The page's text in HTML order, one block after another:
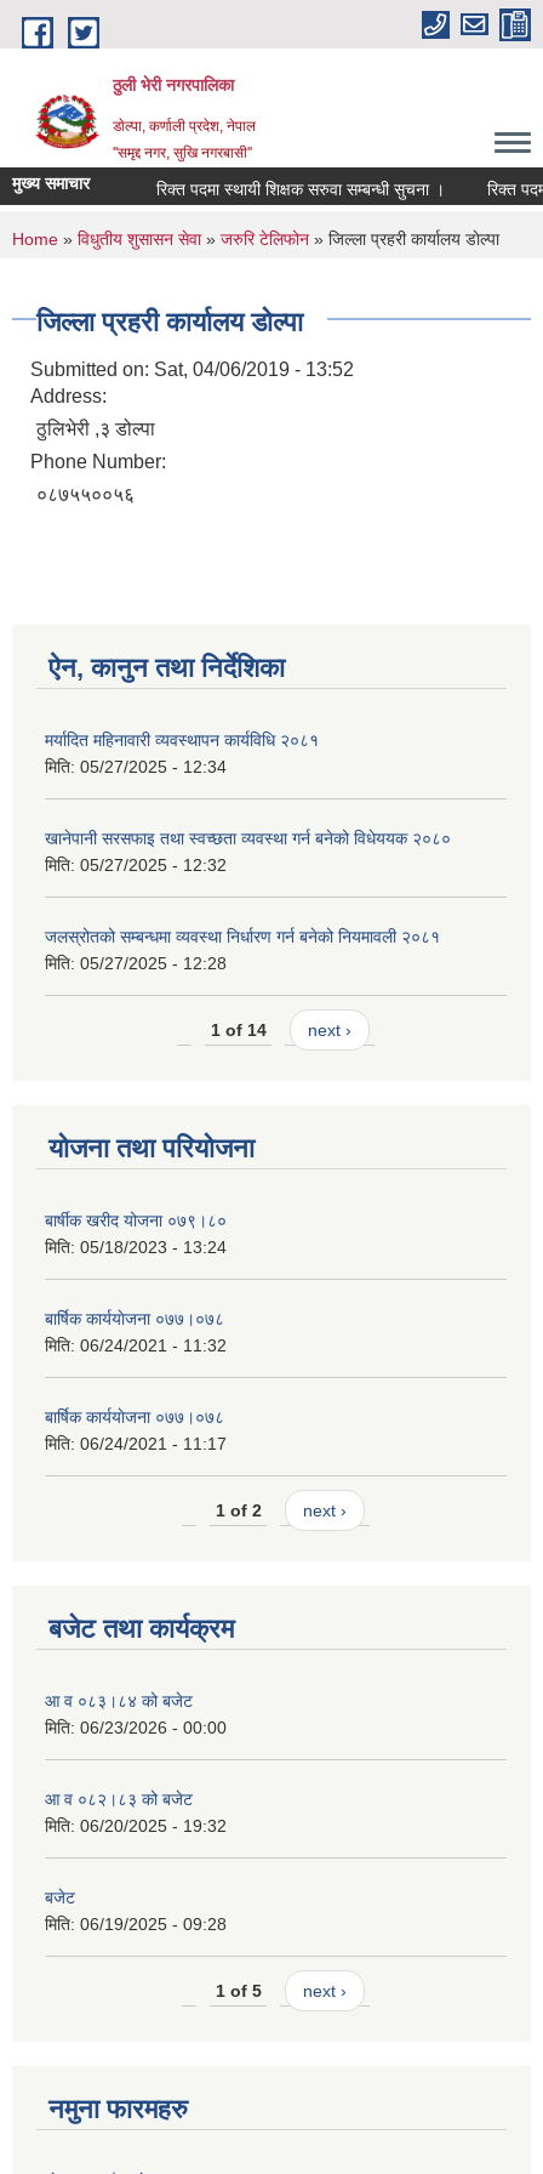
Skip to main content
ठुली भेरी नगरपालिका
डाेल्पा, कर्णाली प्रदेश, नेपाल
''समृद्द नगर, सुखि नगरबासी''
मुख्य समाचार रिक्त पदमा स्थायी शिक्षक सरुवा सम्बन्धी सुचना । रिक्त पदमा
You are here
Home » विधुतीय शुसासन सेवा» जरुरि टेलिफोन » जिल्ला प्रहरी कार्यालय डाेल्पा
जिल्ला प्रहरी कार्यालय डाेल्पा
Submitted on: Sat, 04/06/2019 - 13:52
Address:
ठुलिभेरी ,३ डोल्पा
Phone Number:
०८७५५००५६
ऐन, कानुन तथा निर्देशिका
मर्यादित महिनावारी व्यवस्थापन कार्यविधि २०८१
मिति: 05/27/2025 - 12:34
खानेपानी सरसफाइ तथा स्वच्छता व्यवस्था गर्न बनेको विधेययक २०८०
मिति: 05/27/2025 - 12:32
जलस्रोतको सम्बन्धमा व्यवस्था निर्धारण गर्न बनेको नियमावली २०८१
मिति: 05/27/2025 - 12:28
1 of 14 next ›
योजना तथा परियोजना
बार्षीक खरीद योजना ०७९।८०
मिति: 05/18/2023 - 13:24
बार्षिक कार्ययाेजना ०७७।०७८
मिति: 06/24/2021 - 11:32
बार्षिक कार्ययाेजना ०७७।०७८
मिति: 06/24/2021 - 11:17
1 of 2 next ›
बजेट तथा कार्यक्रम
आ व ०८३।८४ को बजेट
मिति: 06/23/2026 - 00:00
आ व ०८२।८३ को बजेट
मिति: 06/20/2025 - 19:32
बजेट
मिति: 06/19/2025 - 09:28
1 of 5 next ›
नमुना फारमहरु